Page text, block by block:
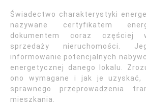
Świadectwo charakterystyki
nazywane certyfikatem
dokumentem coraz częściej
sprzedaży nieruchomości.
informowanie potencjalnych
energetycznej danego lokalu.
ono wymagane i jak je uzyskać,
sprawnego przeprowadzenia
mieszkania.